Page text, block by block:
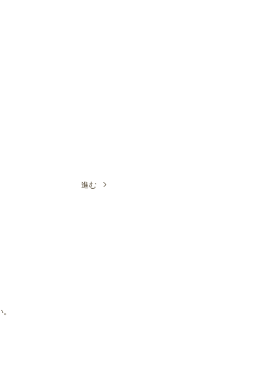
進む